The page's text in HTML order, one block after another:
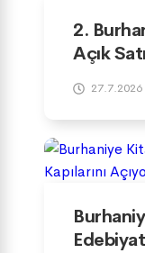
2.
Açık
27.7.2026